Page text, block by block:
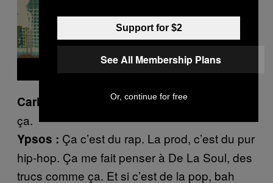
Carlsberg Slim :
Pour moi c’est de la pop
ça.
Ypsos : Ça c’est du rap. La prod, c’est du pur
hip-hop. Ça me fait penser à De La Soul, des
trucs comme ça. Et si c’est de la pop, bah
Support for $2
See All Membership Plans
Or, continue for free